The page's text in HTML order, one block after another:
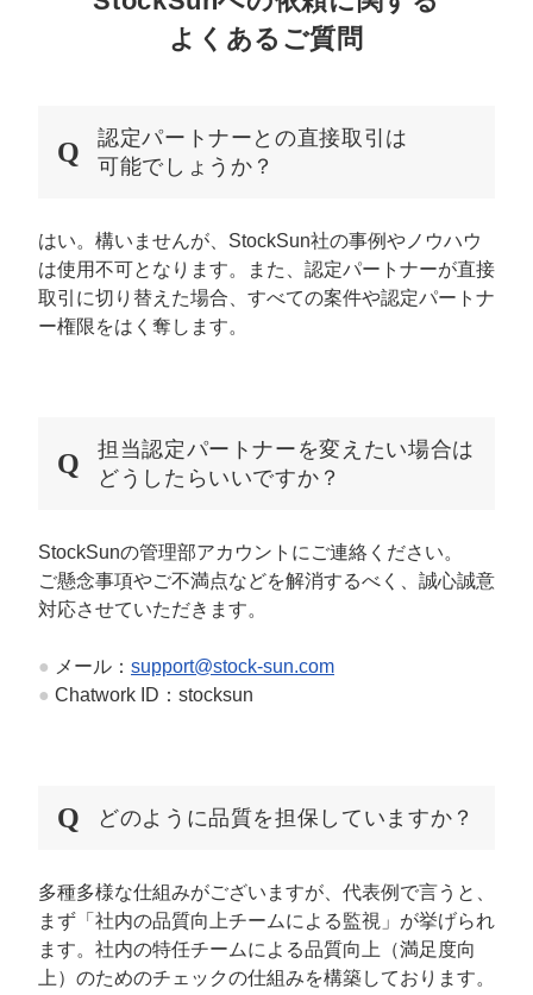
よくあるご質問
認定パートナーとの直接取引は
可能でしょうか？
はい。構いませんが、StockSun社の事例やノウハウ
は使用不可となります。また、認定パートナーが直接
取引に切り替えた場合、すべての案件や認定パートナ
ー権限をはく奪します。
担当認定パートナーを変えたい場合は
どうしたらいいですか？
StockSunの管理部アカウントにご連絡ください。
ご懸念事項やご不満点などを解消するべく、誠心誠意
対応させていただきます。
● メール： support@stock-sun.com
● Chatwork ID：stocksun
どのように品質を担保していますか？
多種多様な仕組みがございますが、代表例で言うと、
まず「社内の品質向上チームによる監視」が挙げられ
ます。社内の特任チームによる品質向上（満足度向
上）のためのチェックの仕組みを構築しております。